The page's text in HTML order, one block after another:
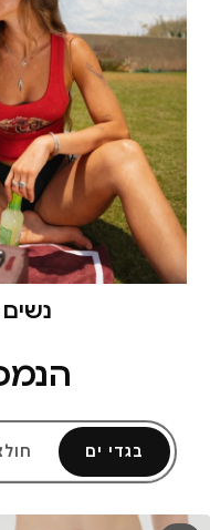
נשים
בגדי ים